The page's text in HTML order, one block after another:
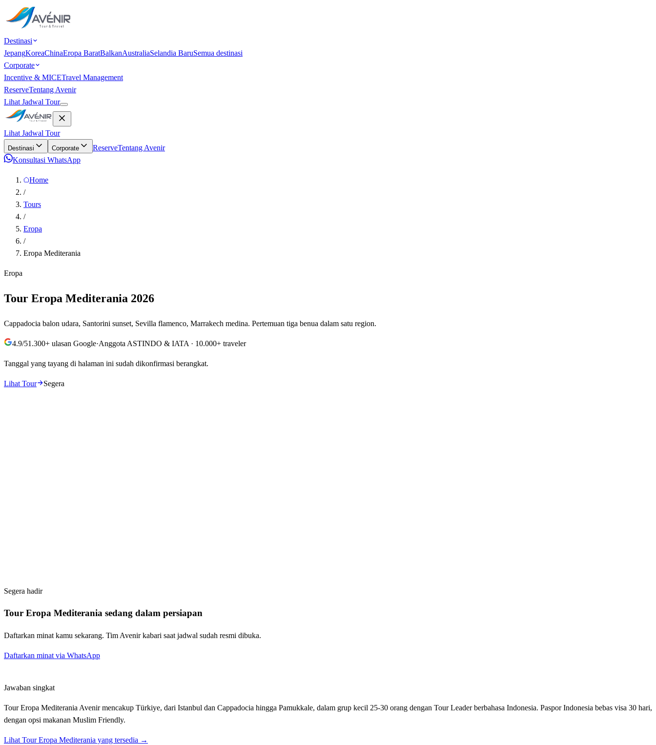
Destinasi
JepangKoreaChinaEropa BaratBalkanAustraliaSelandia BaruSemua destinasi
Corporate
Incentive & MICETravel Management
ReserveTentang Avenir
Lihat Jadwal Tour
Lihat Jadwal Tour
Destinasi Corporate ReserveTentang Avenir
Konsultasi WhatsApp
Home
/
Tours
/
Eropa
/
Eropa Mediterania
Eropa
Tour Eropa Mediterania 2026
Cappadocia balon udara, Santorini sunset, Sevilla flamenco, Marrakech medina. Pertemuan tiga benua dalam satu region.
4.9/51.300+ ulasan Google·Anggota ASTINDO & IATA · 10.000+ traveler
Tanggal yang tayang di halaman ini sudah dikonfirmasi berangkat.
Lihat Tour Segera
Segera hadir
Tour Eropa Mediterania sedang dalam persiapan
Daftarkan minat kamu sekarang. Tim Avenir kabari saat jadwal sudah resmi dibuka.
Daftarkan minat via WhatsApp
Jawaban singkat
Tour Eropa Mediterania Avenir mencakup Türkiye, dari Istanbul dan Cappadocia hingga Pamukkale, dalam grup kecil 25-30 orang dengan Tour Leader berbahasa Indonesia. Paspor Indonesia bebas visa 30 hari,
dengan opsi makanan Muslim Friendly.
Lihat TourEropa Mediterania yang tersedia →